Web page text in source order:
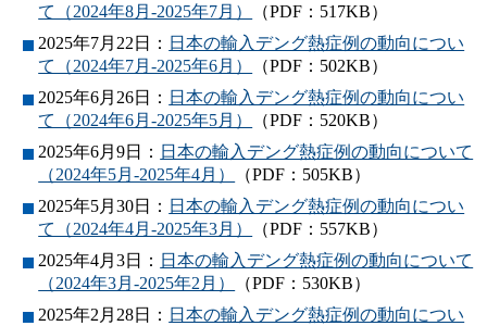
て（2024年8月‐2025年7月）
（PDF：517KB）
2025年7月22日： 日本の輸入デング熱症例の動向につい
て（2024年7月‐2025年6月）
（PDF：502KB）
2025年6月26日： 日本の輸入デング熱症例の動向につい
て（2024年6月‐2025年5月）
（PDF：520KB）
2025年6月9日： 日本の輸入デング熱症例の動向について
（2024年5月‐2025年4月）
（PDF：505KB）
2025年5月30日： 日本の輸入デング熱症例の動向につい
て（2024年4月‐2025年3月）
（PDF：557KB）
2025年4月3日： 日本の輸入デング熱症例の動向について
（2024年3月‐2025年2月）
（PDF：530KB）
2025年2月28日： 日本の輸入デング熱症例の動向につい